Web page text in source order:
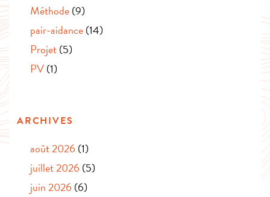
Méthode(9)
pair-aidance(14)
Projet(5)
PV(1)
ARCHIVES
août 2026 (1)
juillet 2026 (5)
juin 2026 (6)